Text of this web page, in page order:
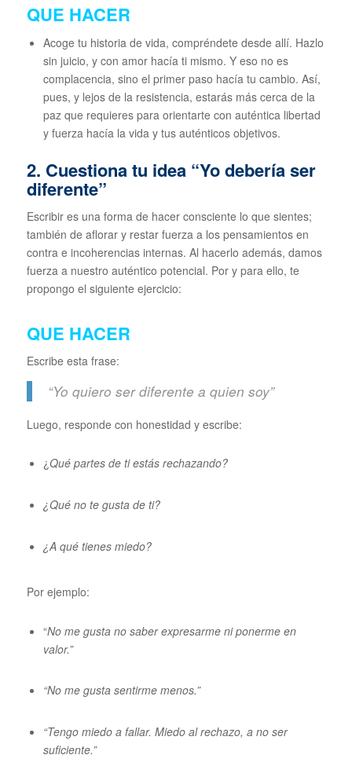
QUE HACER
Acoge tu historia de vida, compréndete desde allí. Hazlo
sin juicio, y con amor hacía ti mismo. Y eso no es
complacencia, sino el primer paso hacía tu cambio. Así,
pues, y lejos de la resistencia, estarás más cerca de la
paz que requieres para orientarte con auténtica libertad
y fuerza hacía la vida y tus auténticos objetivos.
2. Cuestiona tu idea “Yo debería ser
diferente”
Escribir es una forma de hacer consciente lo que sientes;
también de aflorar y restar fuerza a los pensamientos en
contra e incoherencias internas. Al hacerlo además, damos
fuerza a nuestro auténtico potencial. Por y para ello, te
propongo el siguiente ejercicio:
QUE HACER
Escribe esta frase:
“Yo quiero ser diferente a quien soy”
Luego, responde con honestidad y escribe:
¿Qué partes de ti estás rechazando?
¿Qué no te gusta de ti?
¿A qué tienes miedo?
Por ejemplo:
“No me gusta no saber expresarme ni ponerme en
valor.”
“No me gusta sentirme menos.”
“Tengo miedo a fallar. Miedo al rechazo, a no ser
suficiente.”